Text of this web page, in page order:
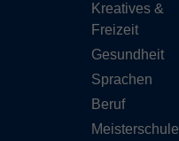
Kreatives &
Freizeit
Gesundheit
Sprachen
Beruf
Meisterschule